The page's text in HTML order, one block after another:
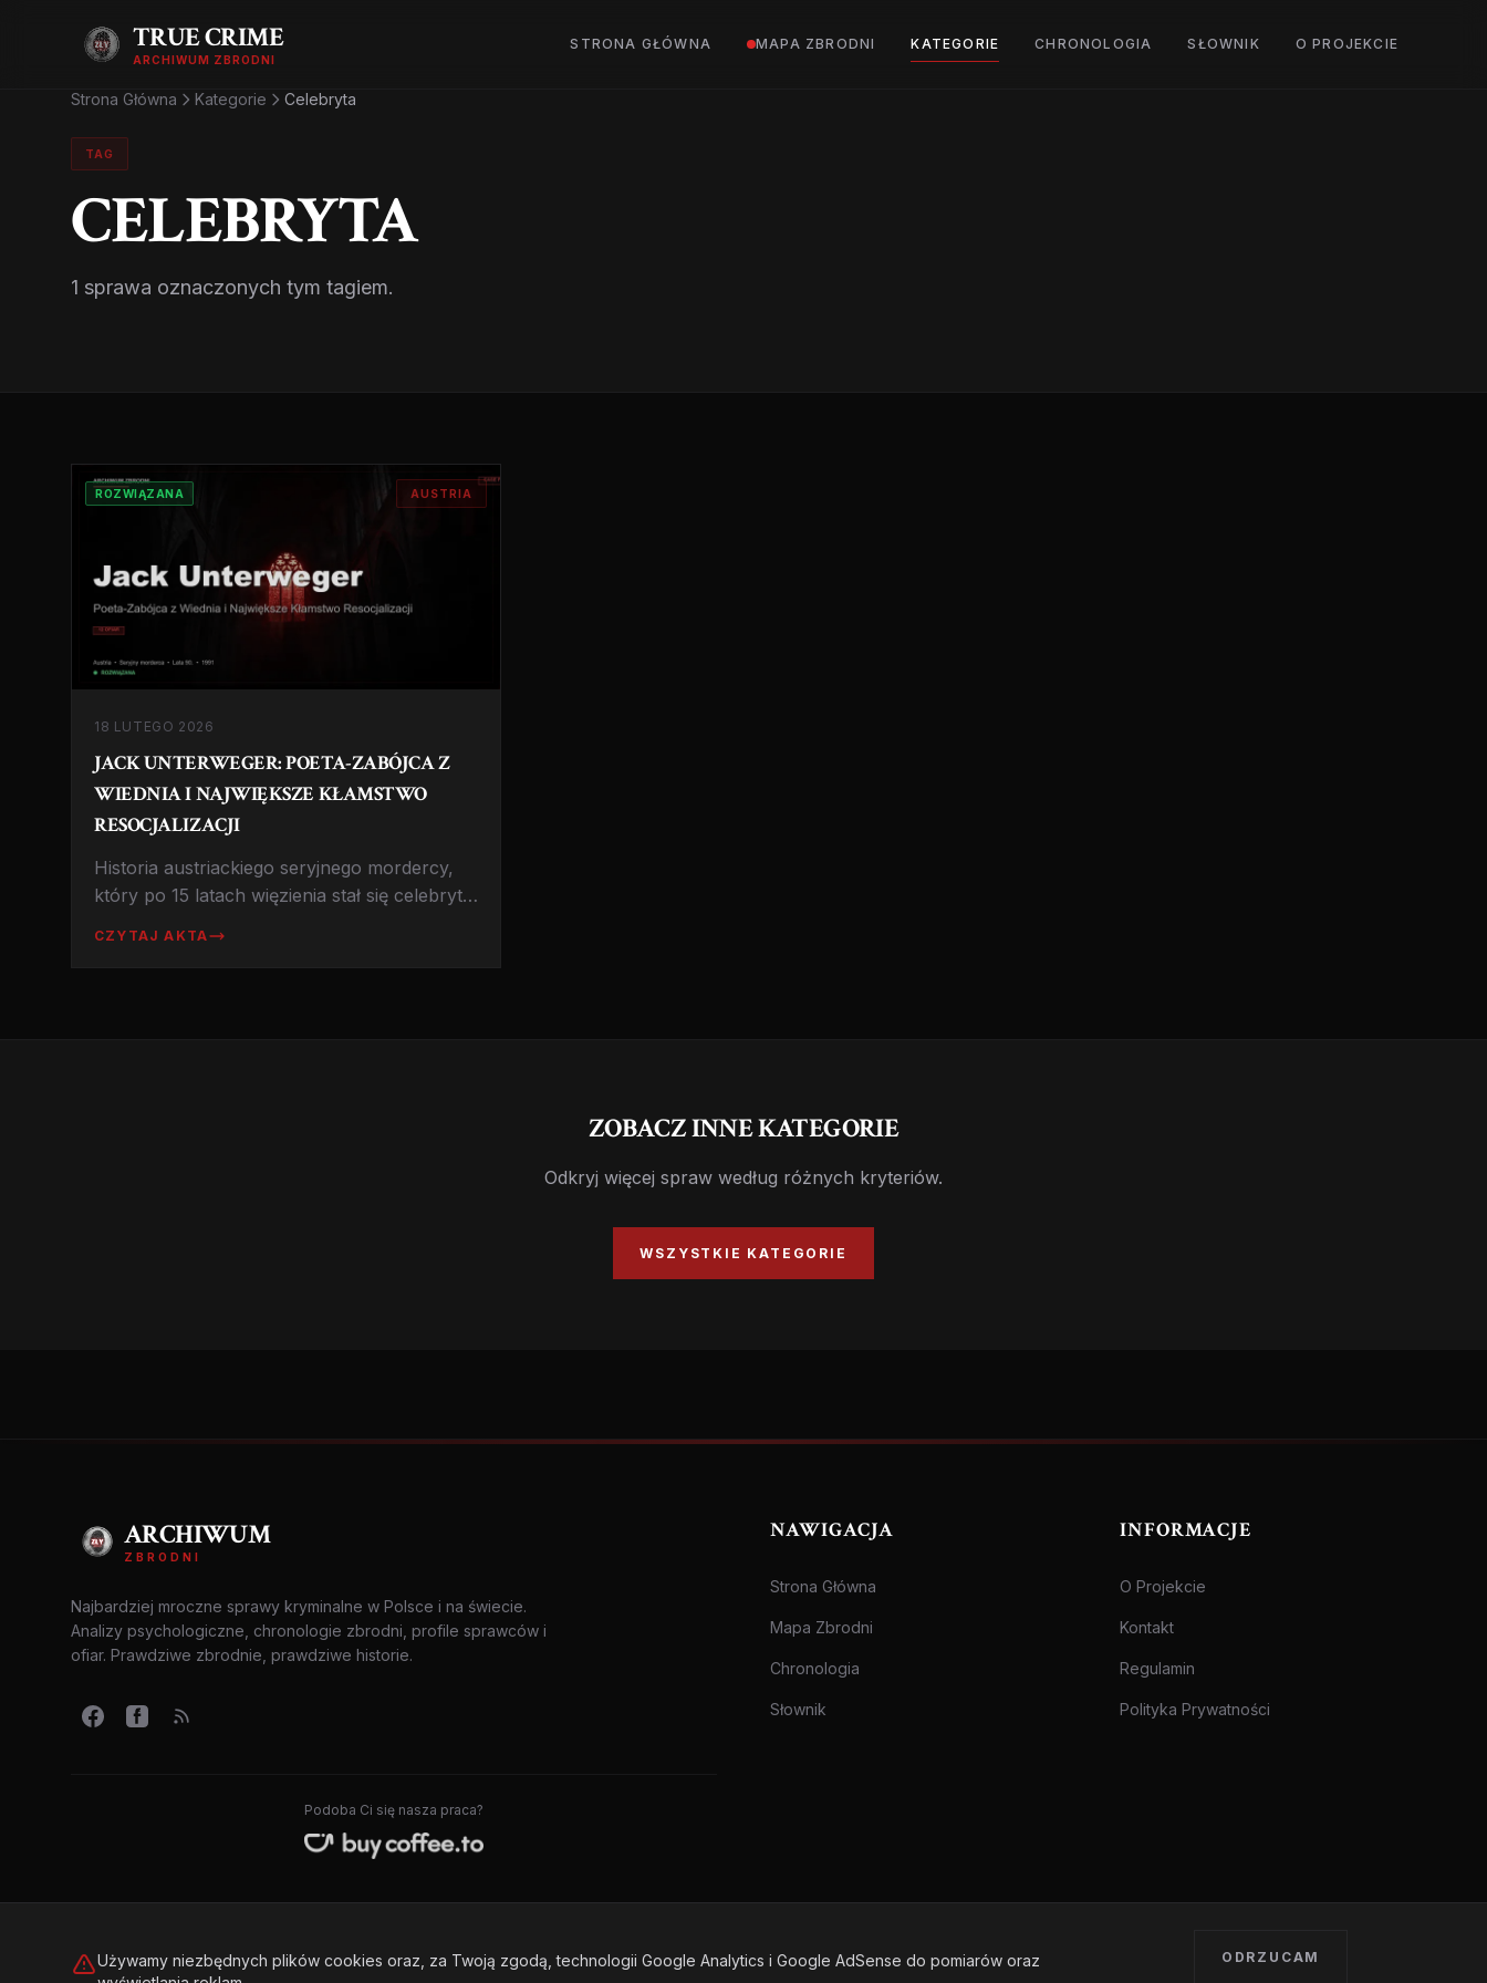
TRUE CRIME
ARCHIWUM ZBRODNI
STRONA GŁÓWNA MAPA ZBRODNI KATEGORIE CHRONOLOGIA SŁOWNIK O PROJEKCIE
Strona Główna Kategorie Celebryta
TAG
CELEBRYTA
1 sprawa oznaczonych tym tagiem.
ROZWIĄZANA AUSTRIA
18 LUTEGO 2026
JACK UNTERWEGER: POETA-ZABÓJCA Z
WIEDNIA I NAJWIĘKSZE KŁAMSTWO
RESOCJALIZACJI
Historia austriackiego seryjnego mordercy,
który po 15 latach więzienia stał się celebrytą
CZYTAJ AKTA
ZOBACZ INNE KATEGORIE
Odkryj więcej spraw według różnych kryteriów.
WSZYSTKIE KATEGORIE
ARCHIWUM
ZBRODNI
Najbardziej mroczne sprawy kryminalne w Polsce i na świecie.
Analizy psychologiczne, chronologie zbrodni, profile sprawców i
ofiar. Prawdziwe zbrodnie, prawdziwe historie.
Podoba Ci się nasza praca?
NAWIGACJA
Strona Główna
Mapa Zbrodni
Chronologia
Słownik
INFORMACJE
O Projekcie
Kontakt
Regulamin
Polityka Prywatności
Używamy niezbędnych plików cookies oraz, za Twoją zgodą, technologii Google Analytics i Google AdSense do pomiarów oraz
ODRZUCAM